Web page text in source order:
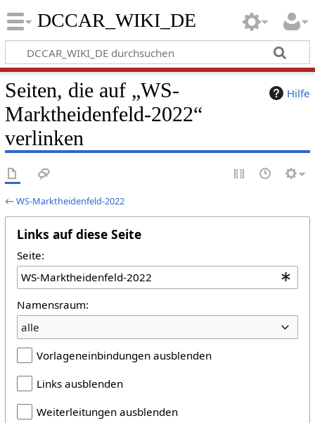
DCCAR_WIKI_DE
Hilfe
Seiten, die auf „WS-
Marktheidenfeld-2022“
verlinken
←WS-Marktheidenfeld-2022
Links auf diese Seite
Seite:
Namensraum:
alle
Vorlageneinbindungen ausblenden
Links ausblenden
Weiterleitungen ausblenden